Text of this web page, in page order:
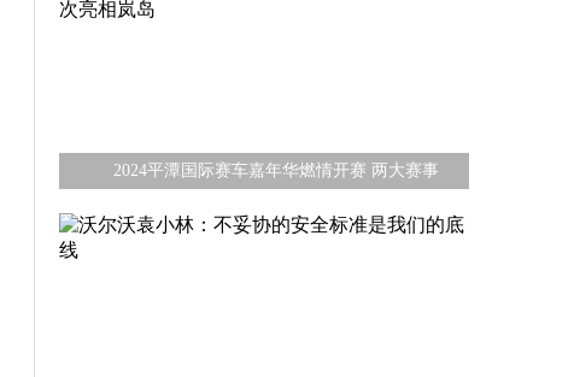
2024平潭国际赛车嘉年华燃情开赛 两大赛事